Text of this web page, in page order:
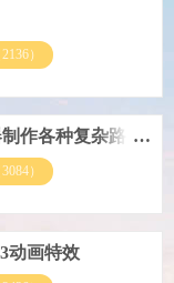
）
作各种复杂路径
）
动画特效